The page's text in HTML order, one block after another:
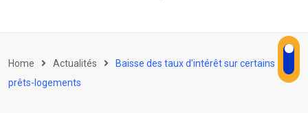
Home Actualités
Baisse des taux d’intérêt sur certains
prêts-logements